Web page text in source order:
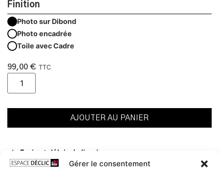
Gérer le consentement
Finition
Photo sur Dibond
Photo encadrée
Toile avec Cadre
99,00 € TTC
AJOUTER AU PANIER
Conditions de conservation et d’exposition